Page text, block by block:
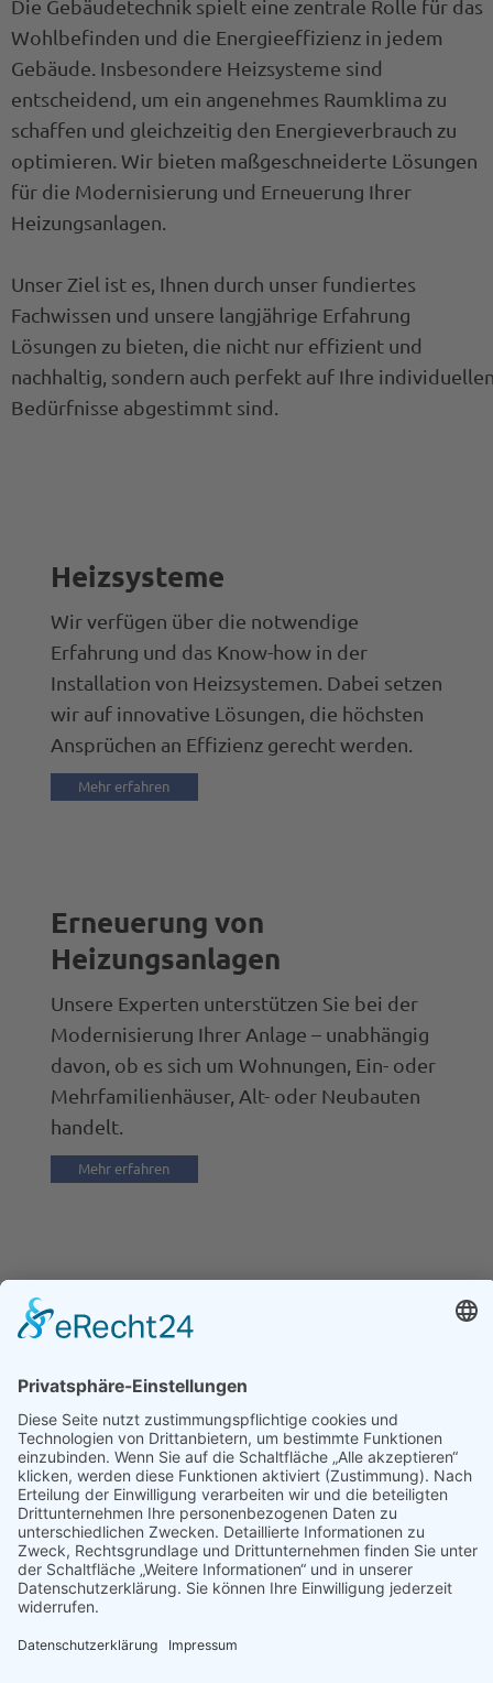
Die Gebäudetechnik spielt eine zentrale Rolle für das
Wohlbefinden und die Energieeffizienz in jedem
Gebäude. Insbesondere Heizsysteme sind
entscheidend, um ein angenehmes Raumklima zu
schaffen und gleichzeitig den Energieverbrauch zu
optimieren. Wir bieten maßgeschneiderte Lösungen
für die Modernisierung und Erneuerung Ihrer
Heizungsanlagen.
Unser Ziel ist es, Ihnen durch unser fundiertes
Fachwissen und unsere langjährige Erfahrung
Lösungen zu bieten, die nicht nur effizient und
nachhaltig, sondern auch perfekt auf Ihre
Bedürfnisse abgestimmt sind.
Heizsysteme
Wir verfügen über die notwendige
Erfahrung und das Know-how in der
Installation von Heizsystemen. Dabei setzen
wir auf innovative Lösungen, die höchsten
Ansprüchen an Effizienz gerecht werden.
Mehr erfahren
Erneuerung von
Heizungsanlagen
Unsere Experten unterstützen Sie bei der
Modernisierung Ihrer Anlage – unabhängig
davon, ob es sich um Wohnungen, Ein- oder
Mehrfamilienhäuser, Alt- oder Neubauten
handelt.
Mehr erfahren
Wärmetechnik Wilkau-Haßlau GmbH & Co. KG
Kirchberger Straße 51
08112 Wilkau-Haßlau
KONTAKT